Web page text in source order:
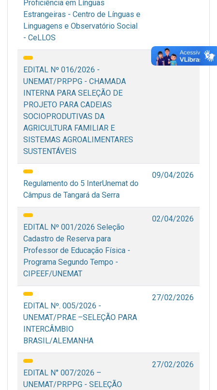
Proficiência em Línguas
Estrangeiras - Centro de Línguas e
Linguagens e Observatório Social
- CeLLOS
EDITAL Nº 016/2026 -
UNEMAT/PRPPG - CHAMADA
INTERNA PARA SELEÇÃO DE
PROJETO PARA CADEIAS
SOCIOPRODUTIVAS DA
AGRICULTURA FAMILIAR E
SISTEMAS AGROALIMENTARES
SUSTENTÁVEIS
16/04/2026
Regulamento do 5 InterUnemat do
Câmpus de Tangará da Serra
09/04/2026
EDITAL Nº 001/2026 Seleção
Cadastro de Reserva para
Professor de Educação Física -
Programa Segundo Tempo -
CIPEEF/UNEMAT
02/04/2026
EDITAL Nº. 005/2026 -
UNEMAT/PRAE –SELEÇÃO PARA
INTERCÂMBIO
BRASIL/ALEMANHA
27/02/2026
EDITAL N° 007/2026 –
UNEMAT/PRPPG - SELEÇÃO
27/02/2026